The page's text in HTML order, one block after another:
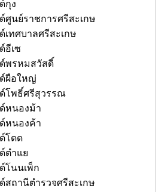
กุง
ศูนย์ราชการศรีสะเกษ
เทศบาลศรีสะเกษ
อีเซ
พรหมสวัสดิ์
ผือใหญ่
โพธิ์ศรีสุวรรณ
หนองม้า
หนองค้า
โดด
ตำแย
โนนเพ็ก
สถานีตำรวจศรีสะเกษ